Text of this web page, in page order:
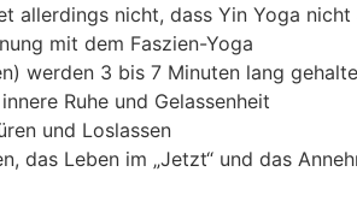
allerdings nicht, dass Yin Yoga nicht
mit dem Faszien-Yoga
werden 3 bis 7 Minuten lang
Ruhe und Gelassenheit
und Loslassen
das Leben im „Jetzt“ und das